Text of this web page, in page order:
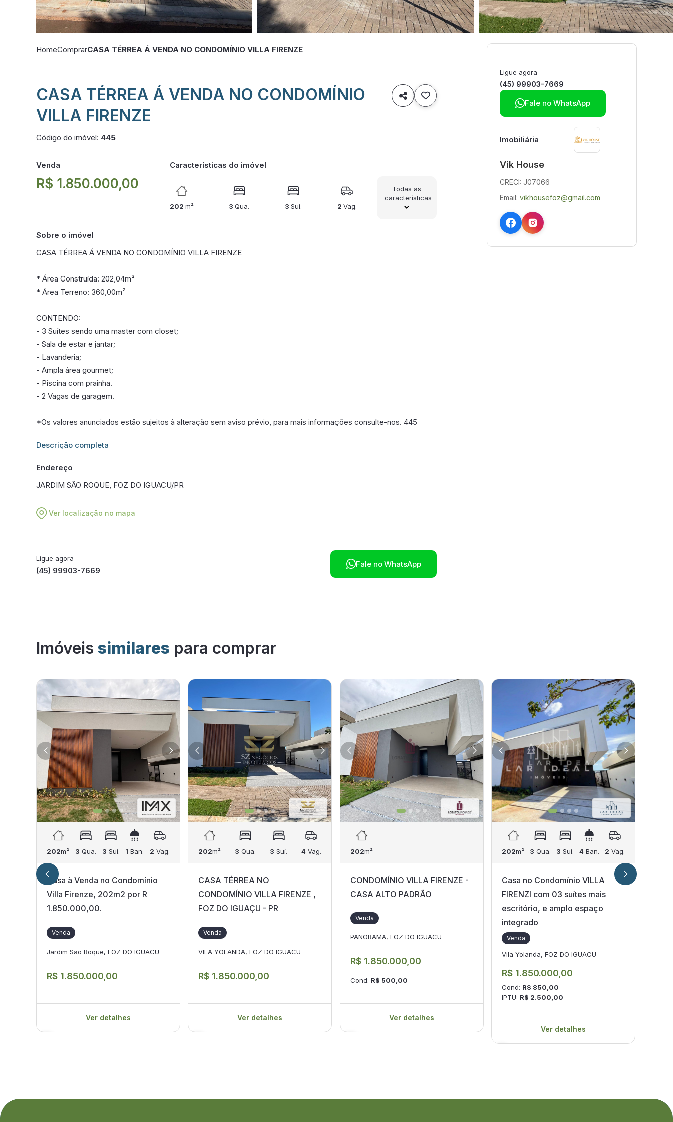
HomeComprarCASA TÉRREA Á VENDA NO CONDOMÍNIO VILLA FIRENZE
CASA TÉRREA Á VENDA NO CONDOMÍNIO
VILLA FIRENZE

Código do imóvel: 445
Venda
R$ 1.850.000,00
Características do imóvel
202 m² 3Qua. 3 Suí. 2 Vag.
Todas as
características
Sobre o imóvel
CASA TÉRREA Á VENDA NO CONDOMÍNIO VILLA FIRENZE
* Área Construída: 202,04m²
* Área Terreno: 360,00m²
CONTENDO:
- 3 Suítes sendo uma master com closet;
- Sala de estar e jantar;
- Lavanderia;
- Ampla área gourmet;
- Piscina com prainha.
- 2 Vagas de garagem.
*Os valores anunciados estão sujeitos à alteração sem aviso prévio, para mais informações consulte-nos. 445
Informações adicionais sobre este imóvel estarão disponíveis em breve.
Descrição completa
Endereço
JARDIM SÃO ROQUE, FOZ DO IGUACU/PR
Ver localização no mapa
Ligue agora
(45) 99903-7669
Fale no WhatsApp
Ligue agora
(45) 99903-7669
Fale no WhatsApp
Imobiliária
Vik House
CRECI: J07066
Email: vikhousefoz@gmail.com
Imóveis similares para comprar
202m² 3 Qua. 3 Suí. 1 Ban. 2 Vag.
Casa à Venda no Condomínio
Villa Firenze, 202m2 por R
1.850.000,00.
Venda
Jardim São Roque, FOZ DO IGUACU
R$ 1.850.000,00
Ver detalhes
202m² 3 Qua. 3 Suí. 4 Vag.
CASA TÉRREA NO
CONDOMÍNIO VILLA FIRENZE ,
FOZ DO IGUAÇU - PR
Venda
VILA YOLANDA, FOZ DO IGUACU
R$ 1.850.000,00
Ver detalhes
202m²
CONDOMÍNIO VILLA FIRENZE -
CASA ALTO PADRÃO
Venda
PANORAMA, FOZ DO IGUACU
R$ 1.850.000,00
Cond: R$ 500,00
Ver detalhes
202m² 3 Qua. 3 Suí. 4 Ban. 2 Vag.
Casa no Condomínio VILLA
FIRENZI com 03 suítes mais
escritório, e amplo espaço
integrado
Venda
Vila Yolanda, FOZ DO IGUACU
R$ 1.850.000,00
Cond: R$ 850,00
IPTU: R$ 2.500,00
Ver detalhes